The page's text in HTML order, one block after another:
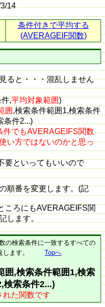
14
条件付きで平均する
(AVERAGEIF関数)
ると・・・混乱しません
,平均対象範囲)
囲 ,検索条件範囲1,検索条件
条件2...)
件でもAVERAGEIFS関数
い方ではないのかと思っ
要といってもいいので
順番を変更します。(記
ころにもAVERAGEIFS関
します。
の検索条件に一致するすべての
ます。
Topへ
囲,検索条件範囲1,検索
検索条件2...)
れた関数です